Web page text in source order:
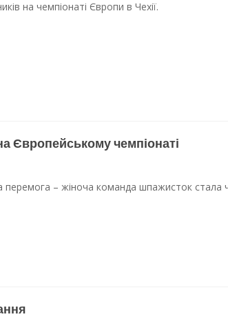
на чемпіонаті Європи в Чехії.
Європейському чемпіонаті
перемога – жіноча команда шпажисток